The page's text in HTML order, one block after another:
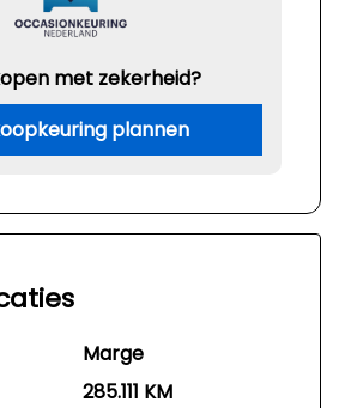
met zekerheid?
plannen
Marge
285.111 KM